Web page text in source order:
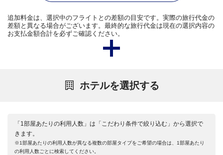
追加料金は、選択中のフライトとの差額の目安です。実際の旅行代金の
差額と異なる場合がございます。最終的な旅行代金は現在の選択内容の
お支払金額合計を必ずご確認ください。
ホテルを選択する
「1部屋あたりの利用人数」は「こだわり条件で絞り込む」から選択で
きます。
※1部屋あたりの利用人数が異なる複数の部屋タイプをご希望の場合は、1部屋あたり
の利用人数ごとに検索してください。